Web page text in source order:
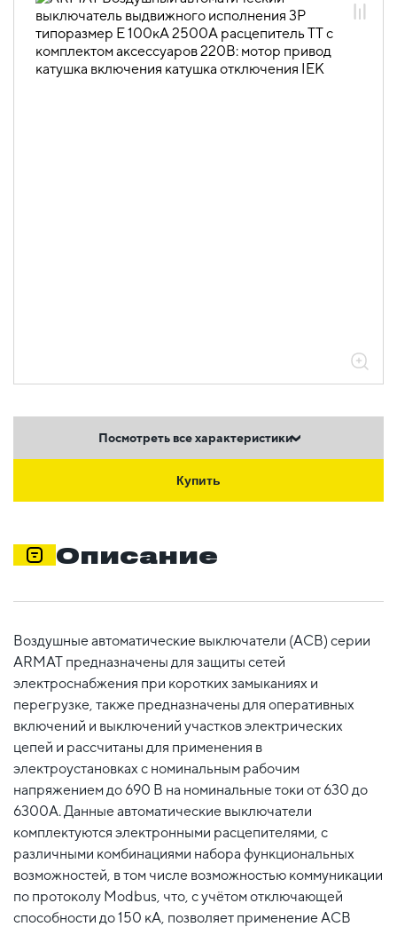
02.04.01.01.01.01 Воздушные
автоматические выключатели
выдвижного исполнения
Посмотреть все характеристики
Купить
Описание
Воздушные автоматические выключатели (ACB) серии
ARMAT предназначены для защиты сетей
электроснабжения при коротких замыканиях и
перегрузке, также предназначены для оперативных
включений и выключений участков электрических
цепей и рассчитаны для применения в
электроустановках с номинальным рабочим
напряжением до 690 В на номинальные токи от 630 до
6300А. Данные автоматические выключатели
комплектуются электронными расцепителями, с
различными комбинациями набора функциональных
возможностей, в том числе возможностью коммуникации
по протоколу Modbus, что, с учётом отключающей
способности до 150 кА, позволяет применение ACB